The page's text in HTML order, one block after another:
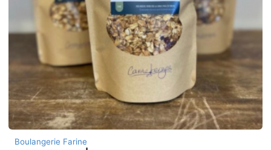
Boulangerie Farine